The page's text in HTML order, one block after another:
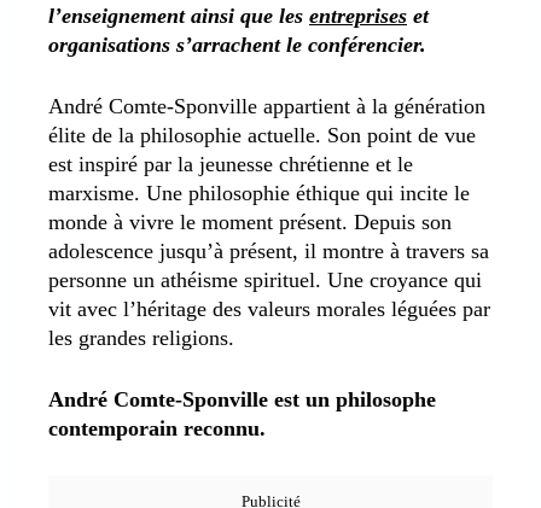
l’enseignement ainsi que les entreprises et
organisations s’arrachent le conférencier.
André Comte-Sponville appartient à la génération
élite de la philosophie actuelle. Son point de vue
est inspiré par la jeunesse chrétienne et le
marxisme. Une philosophie éthique qui incite le
monde à vivre le moment présent. Depuis son
adolescence jusqu’à présent, il montre à travers sa
personne un athéisme spirituel. Une croyance qui
vit avec l’héritage des valeurs morales léguées par
les grandes religions.
André Comte-Sponville est un philosophe
contemporain reconnu.